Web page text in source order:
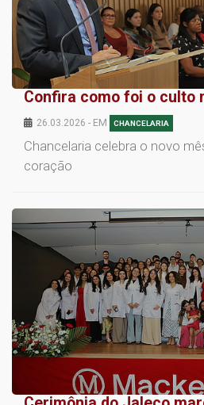
Confira como foi o culto
26.03.2026 - EM CHANCELARIA
Chancelaria celebra o novo
coração